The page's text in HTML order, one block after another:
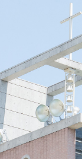
建学の精神・沿革
いじめ防止基本
英語教育について
JSG講座／学習
女子聖学院の一日
キリスト教活動
卒業後の進路
募集要項
帰国生の方へ